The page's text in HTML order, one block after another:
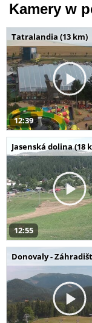
Kamery w
Tatralandia (13 km)
12:39
Jasenská dolina (18
12:55
Donovaly -